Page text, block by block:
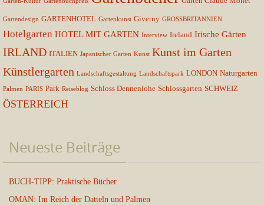
Gartendesign GARTENHOTEL Gartenkunst Giverny GROSSBRITANNIEN
Hotelgarten HOTEL MIT GARTEN Interview Ireland Irische Gärten
IRLAND ITALIEN Japanischer Garten Kunst Kunst im Garten
Künstlergarten Landschaftsgestaltung Landschaftspark LONDON Naturgarten
Palmen PARIS Park Reiseblog Schloss Dennenlohe Schlossgarten SCHWEIZ
ÖSTERREICH
Neueste Beiträge
BUCH-TIPP: Praktische Bücher
OMAN: Im Reich der Datteln und Palmen